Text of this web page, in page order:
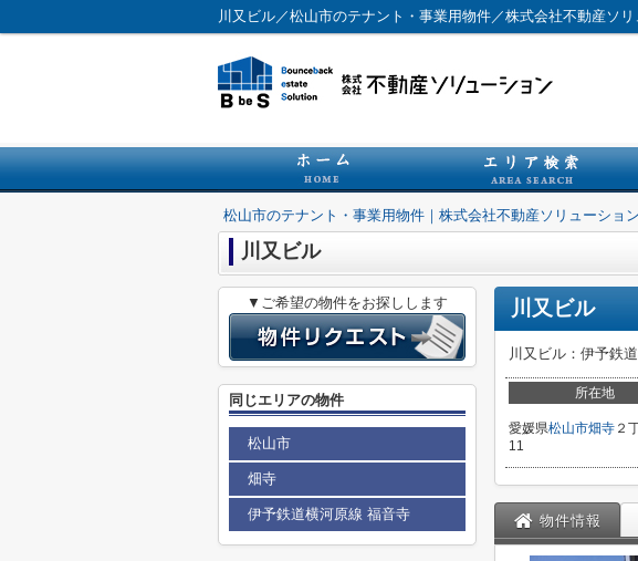
川又ビル／松山市のテナント・事業用物件／株式会社不動産ソ
松山市のテナント・事業用物件｜株式会社不動産ソリューション
川又ビル
川又ビル
川又ビル：伊予鉄
所在地
愛媛県松山市畑寺 ２
11
物件情報
▼ご希望の物件をお探しします
同じエリアの物件
松山市
畑寺
伊予鉄道横河原線 福音寺